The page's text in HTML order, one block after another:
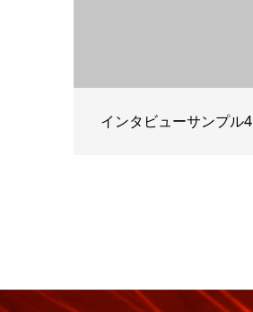
インタビューサンプル4